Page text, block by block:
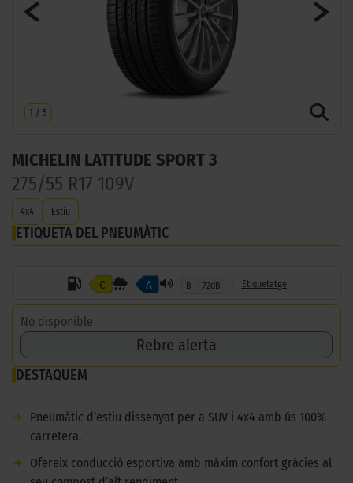
1 / 5
MICHELIN LATITUDE SPORT 3
275/55 R17 109V
4x4 Estiu
ETIQUETA DEL PNEUMÀTIC
C A B 72dB Etiquetatge
No disponible
Rebre alerta
DESTAQUEM
➜
Pneumàtic d’estiu dissenyat per a SUV i 4x4 amb ús 100%
carretera.
➜
Ofereix conducció esportiva amb màxim confort gràcies al